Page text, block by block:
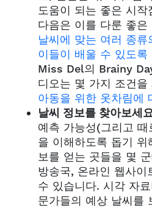
도움이 되는 좋은 시
다음은 이를 다룬 좋은
날씨에 맞는 여러 종
이들이 배울 수 있도록
Miss Del의 Brainy
디오는 몇 가지 조건을
아동을 위한 옷차림에
날씨 정보를 찾아보세
예측 가능성(그리고
을 이해하도록 돕기
보를 얻는 곳들을 몇
방송국, 온라인 웹사
수 있습니다. 시각 자
문가들의 예상 날씨를